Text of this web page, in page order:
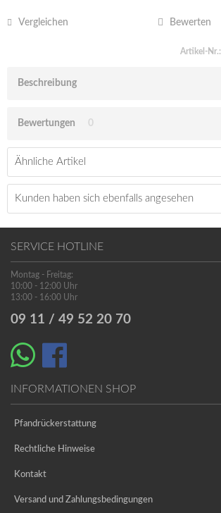
Vergleichen Bewerten
Artikel-Nr.:
Beschreibung
Bewertungen 0
Ähnliche Artikel
Kunden haben sich ebenfalls angesehen
SERVICE HOTLINE
Montag - Freitag:
10:00 - 12:00 Uhr
13:00 - 16:00 Uhr
09 11 / 49 52 20 70
INFORMATIONEN SHOP
Pfandrückerstattung
Rechtliche Hinweise
Kontakt
Versand und Zahlungsbedingungen